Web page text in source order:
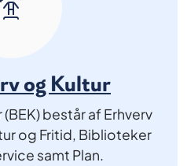
og Kultur
består af Erhverv
og Fritid, Biblioteker
samt Plan.